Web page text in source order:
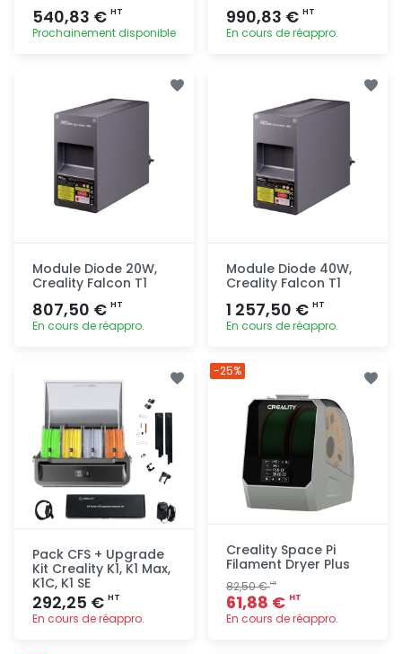
540,83 € HT
Prochainement disponible
990,83 € HT
En cours de réappro.
Module Diode 20W,
Creality Falcon T1
807,50 € HT
En cours de réappro.
rapide
Module Diode 40W,
Creality Falcon T1
1 257,50 € HT
En cours de réappro.
Pack CFS + Upgrade
Kit Creality K1, K1 Max,
K1C, K1 SE
292,25 € HT
En cours de réappro.
Creality Space Pi
Filament Dryer Plus
82,50 €HT
61,88 € HT
En cours de réappro.
-25%